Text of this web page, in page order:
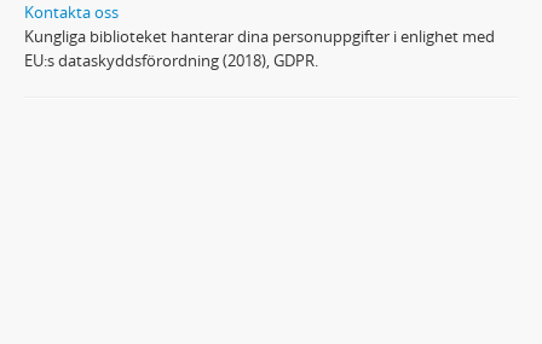
Kontakta oss
Kungliga biblioteket hanterar dina personuppgifter i enlighet med
EU:s dataskyddsförordning (2018), GDPR.